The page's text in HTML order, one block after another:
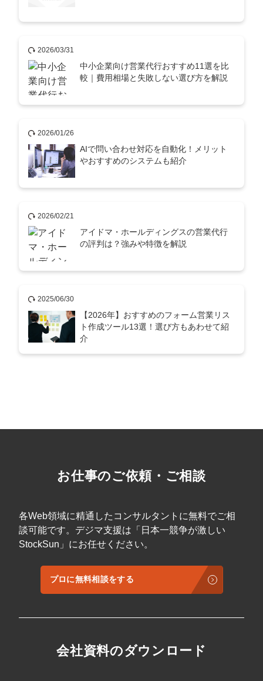
プロに無料相談をする
会社概要資料をダウンロー
StockSun株式会社〒160-0023 東京都新宿区西新宿3丁目8番3号 新
2026/03/31
中小企業向け営業代行おすすめ11選を比
較｜費用相場と失敗しない選び方を解説
2026/01/26
AIで問い合わせ対応を自動化！メリット
やおすすめのシステムも紹介
2026/02/21
アイドマ・ホールディングスの営業代行
の評判は？強みや特徴を解説
2025/06/30
【2026年】おすすめのフォーム営業リス
ト作成ツール13選！選び方もあわせて紹
介
お仕事のご依頼・ご相談
各Web領域に精通したコンサルタントに無料でご相
談可能です。デジマ支援は「日本一競争が激しい
StockSun」にお任せください。
プロに無料相談をする
会社資料のダウンロード